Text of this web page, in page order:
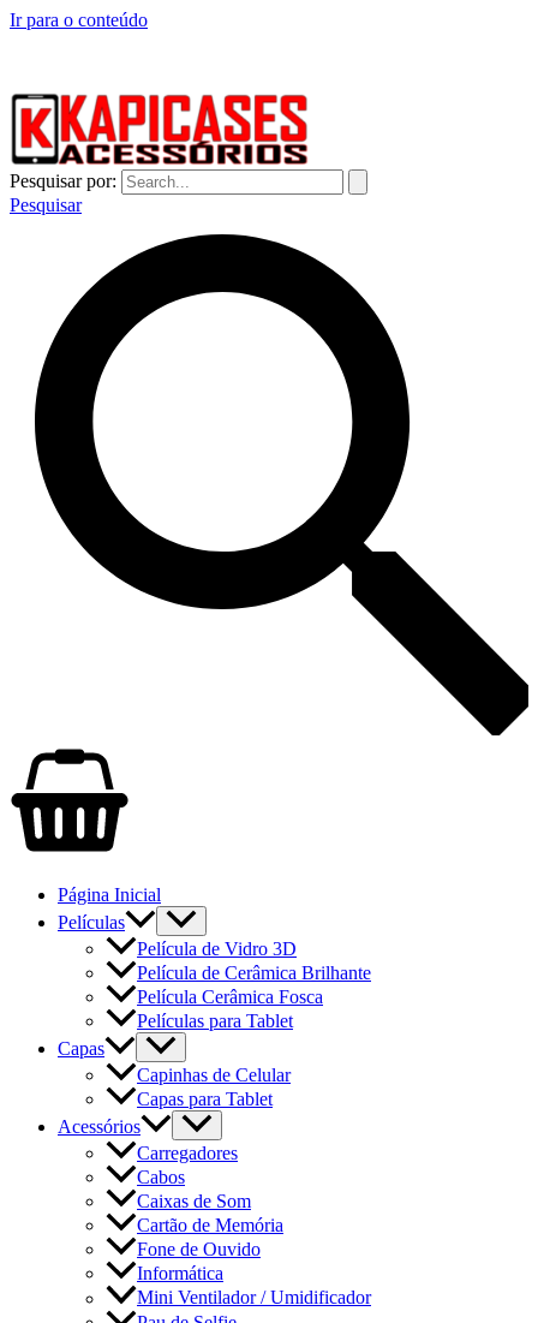
Ir para o conteúdo
Pesquisar por:
Pesquisar
Página Inicial
Películas
Película de Vidro 3D
Película de Cerâmica Brilhante
Película Cerâmica Fosca
Películas para Tablet
Capas
Capinhas de Celular
Capas para Tablet
Acessórios
Carregadores
Cabos
Caixas de Som
Cartão de Memória
Fone de Ouvido
Informática
Mini Ventilador / Umidificador